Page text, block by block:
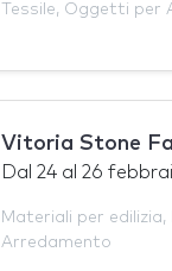
Tessile, Oggetti per
Vitoria Stone
Dal 24al 26
Materiali per edilizia,
Arredamento